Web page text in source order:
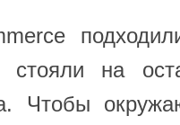
стояли на
Чтобы